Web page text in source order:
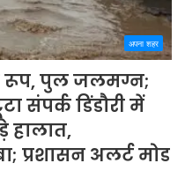
अपना शहर
रूप, पुल जलमग्न;
संपर्क डिंडौरी में
हालात,
प्रशासन अलर्ट मोड